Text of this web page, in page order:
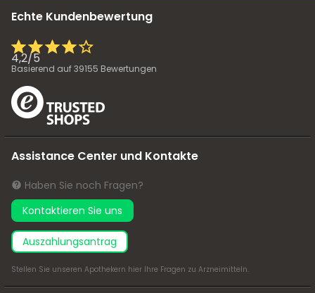
Echte Kundenbewertung
4,2/5
Basierend auf39155 Bewertungen
Assistance Center und Kontakte
Haben Sie noch Fragen?
Kontaktieren Sie uns
Auszahlungsantrag
Stellen Sie unseren Apothekern hier Ihre Fragen zu Arzneimitteln.